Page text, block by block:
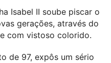
Isabel II soube piscar o
gerações, através do
com vistoso colorido.
de 97, expôs um sério